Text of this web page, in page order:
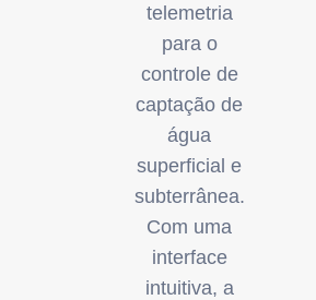
telemetria
para o
controle de
captação de
água
superficial e
subterrânea.
Com uma
interface
intuitiva, a